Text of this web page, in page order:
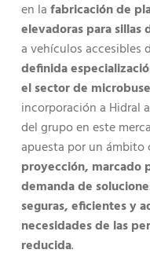
en lafabricación de
elevadoras para sillas
a vehículos accesibles
definida
el sector de
incorporación a Hidral
del grupo en este
apuesta por un
proyección, marcado
demanda de
seguras, eficientes y
necesidades de las
reducida.